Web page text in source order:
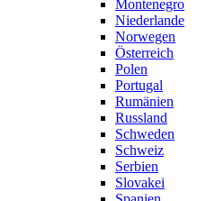
Montenegro
Niederlande
Norwegen
Österreich
Polen
Portugal
Rumänien
Russland
Schweden
Schweiz
Serbien
Slovakei